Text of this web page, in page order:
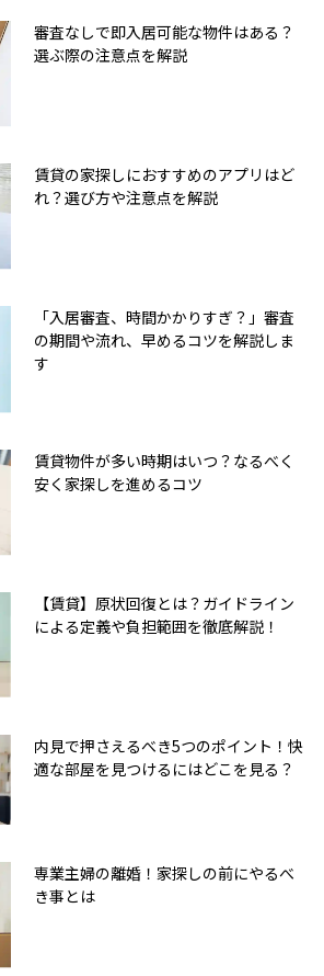
審査なしで即入居可能な物件はある？
選ぶ際の注意点を解説
賃貸の家探しにおすすめのアプリはど
れ？選び方や注意点を解説
「入居審査、時間かかりすぎ？」審査
の期間や流れ、早めるコツを解説しま
す
賃貸物件が多い時期はいつ？なるべく
安く家探しを進めるコツ
【賃貸】原状回復とは？ガイドライン
による定義や負担範囲を徹底解説！
内見で押さえるべき5つのポイント！快
適な部屋を見つけるにはどこを見る？
専業主婦の離婚！家探しの前にやるべ
き事とは